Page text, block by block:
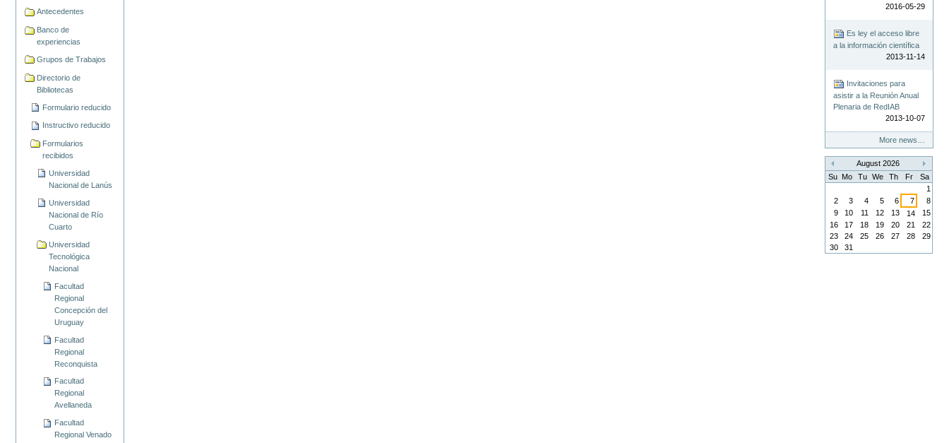
Antecedentes
Banco de
experiencias
Grupos de Trabajos
Directorio de
Bibliotecas
Formulario reducido
Instructivo reducido
Formularios
recibidos
Universidad
Nacional de Lanús
Universidad
Nacional de Río
Cuarto
Universidad
Tecnológica
Nacional
Facultad
Regional
Concepción del
Uruguay
Facultad
Regional
Reconquista
Facultad
Regional
Avellaneda
Facultad
Regional Venado
2016-05-29
Es ley el acceso libre
a la información científica
2013-11-14
Invitaciones para
asistir a la Reunión Anual
Plenaria de RedIAB
2013-10-07
More news…
«
August 2026
»
Su Mo Tu We Th Fr
Sa
1
2
3 4 5 6 7
8
9
10 11 12 13 14
15
16
17 18 19 20 21
22
23
24 25 26 27 28
29
30
31